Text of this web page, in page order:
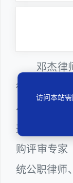
邓杰律
衡（深圳）
兼任深圳市
购评审专家
统公职律师
访问本站